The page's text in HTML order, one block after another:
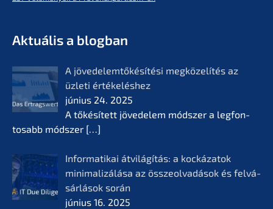
Aktuá­lis a blogban
A jövedelem­tőké­sí­té­si megkö­ze­lí­tés az
üzleti értékelés­hez
június 24. 2025
A tőkésí­tett jövede­lem módszer a legfon­
tosabb módszer […]
Infor­ma­ti­kai átvilá­gí­tás: a kocká­z­a­tok
minima­li­zá­lá­sa az összeol­va­dá­sok és felvá­
sár­lá­sok során
június 16. 2025